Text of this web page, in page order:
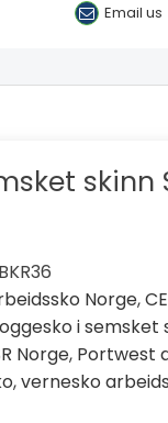
Email us
skinn
Norge,
i semsket
Norge, Portwest
,vernesko